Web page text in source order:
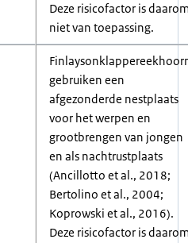
Deze risicofactor is
niet van toepassing.
gebruiken een
afgezonderde nestplaats
voor het werpen en
grootbrengen van jongen
en als nachtrustplaats
(Ancillotto et al., 2018;
Bertolino et al., 2004;
Koprowski et al., 2016).
Deze risicofactor is